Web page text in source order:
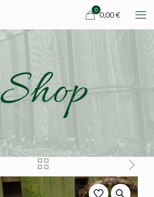
0
0,00 €
Shop